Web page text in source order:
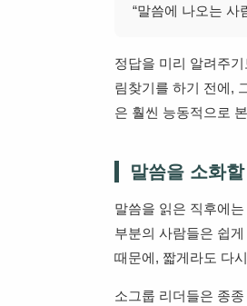
“말씀에 나오는 사
정답을 미리 알려주
림찾기를 하기 전에,
은 훨씬 능동적으로
말씀을 소화
말씀을 읽은 직후에
부분의 사람들은 쉽
때문에, 짧게라도 다
소그룹 리더들은 종